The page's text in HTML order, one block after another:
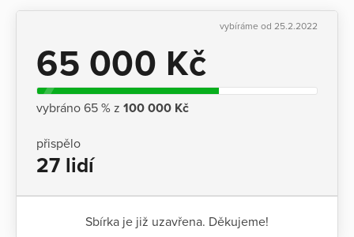
vybíráme od 25.2.2022
65 000 Kč
vybráno 65 % z 100 000 Kč
přispělo
27 lidí
Sbírka je již uzavřena. Děkujeme!